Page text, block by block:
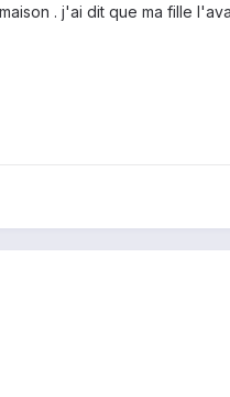
. j'ai dit que ma fille